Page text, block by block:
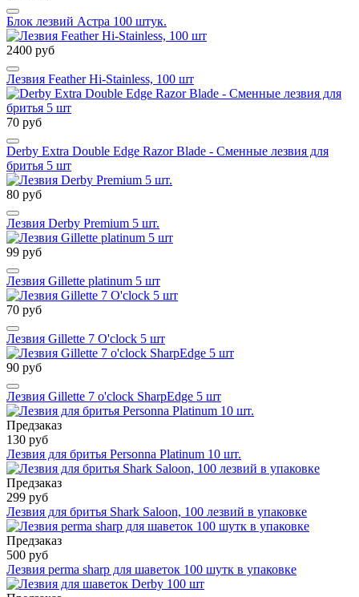
Блок лезвий Астра 100 штук.
2400 руб
Лезвия Feather Hi-Stainless, 100 шт
70 руб
Derby Extra Double Edge Razor Blade - Сменные лезвия для
бритья 5 шт
80 руб
Лезвия Derby Premium 5 шт.
99 руб
Лезвия Gillette platinum 5 шт
70 руб
Лезвия Gillette 7 O'clock 5 шт
90 руб
Лезвия Gillette 7 o'clock SharpEdge 5 шт
Предзаказ
130 руб
Лезвия для бритья Personna Platinum 10 шт.
Предзаказ
299 руб
Лезвия для бритья Shark Saloon, 100 лезвий в упаковке
Предзаказ
500 руб
Лезвия perma sharp для шаветок 100 шутк в упаковке